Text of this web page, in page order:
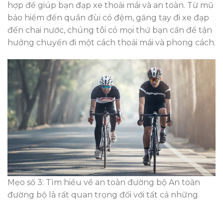
hợp để giúp bạn đạp xe thoải mái và an toàn. Từ mũ
bảo hiểm đến quần đùi có đệm, găng tay đi xe đạp
đến chai nước, chúng tôi có mọi thứ bạn cần để tận
hưởng chuyến đi một cách thoải mái và phong cách.
Mẹo số 3: Tìm hiểu về an toàn đường bộ An toàn
đường bộ là rất quan trọng đối với tất cả những